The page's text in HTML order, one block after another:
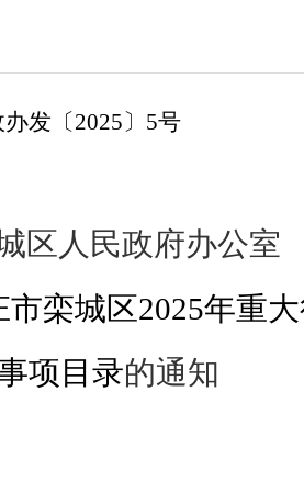
办发〔2025〕 5号
区 人民政府办公室
市栾城区2025年重
项目录的通知